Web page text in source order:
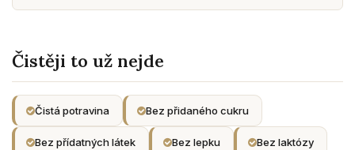
Čistěji to už nejde
Čistá potravina Bez přidaného cukru
Bez přídatných látek Bez lepku Bez laktózy